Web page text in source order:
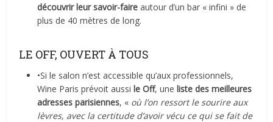
découvrir leur savoir-faire autour d’un bar « infini » de
plus de 40 mètres de long.
LE OFF, OUVERT À TOUS
•Si le salon n’est accessible qu’aux professionnels,
Wine Paris prévoit aussile Off, uneliste des meilleures
adresses parisiennes, « où l’on ressort le sourire aux
lèvres, avec la certitude d’avoir vécu ce qui se fait de